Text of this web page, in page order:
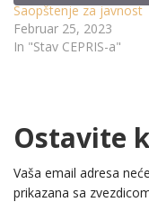
Saopštenje za javnost
Februar 25, 2023
In "Stav CEPRIS-a"
Ostavite
Vaša email adresa
prikazana sa